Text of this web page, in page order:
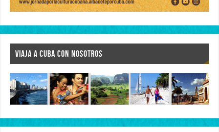
VIAJA A CUBA CON NOSOTROS